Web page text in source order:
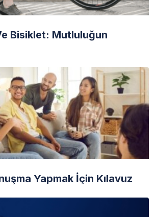
Bisiklet: Mutluluğun
Yapmak İçin Kılavuz